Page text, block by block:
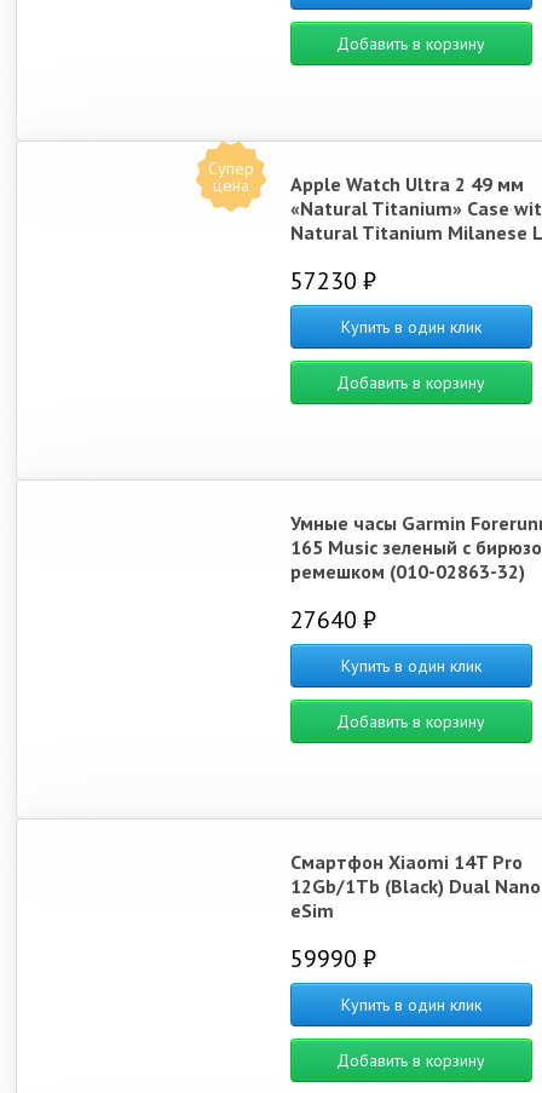
Добавить в корзину
Супер
цена
Apple Watch Ultra 2 49 мм
«Natural Titanium» Case
Natural Titanium Milanese
57230 ₽
Купить в один клик
Добавить в корзину
Умные часы Garmin
165 Music зеленый c
ремешком (010-02863-32)
27640 ₽
Купить в один клик
Добавить в корзину
Смартфон Xiaomi 14T Pro
12Gb/1Tb (Black) Dual
eSim
59990 ₽
Купить в один клик
Добавить в корзину